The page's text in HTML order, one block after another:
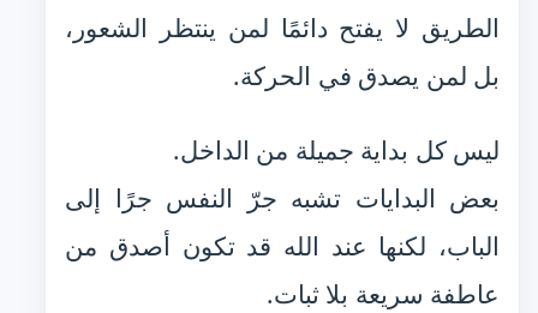
الطريق لا يفتح دائمًا لمن ينتظر الشعور،
بل لمن يصدق في الحركة.
ليس كل بداية جميلة من الداخل.
بعض البدايات تشبه جرّ النفس جرًا إلى
الباب، لكنها عند الله قد تكون أصدق من
عاطفة سريعة بلا ثبات.